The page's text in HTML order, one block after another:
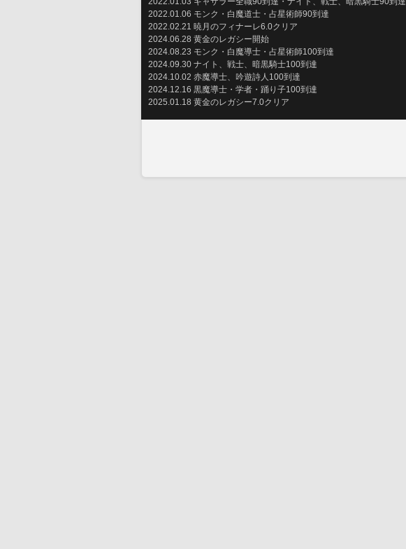
2022.01.06 モンク・白魔道士・占星術師90到達
2022.02.21 暁月のフィナーレ6.0クリア
2024.06.28 黄金のレガシー開始
2024.08.23 モンク・白魔導士・占星術師100到達
2024.09.30 ナイト、戦士、暗黒騎士100到達
2024.10.02 赤魔導士、吟遊詩人100到達
2024.12.16 黒魔導士・学者・踊り子100到達
2025.01.18 黄金のレガシー7.0クリア